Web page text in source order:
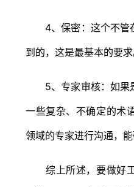
4、保密：这个不管
到的，这是最基本的要求
5、专家审核：如果
一些复杂、不确定的术
领域的专家进行沟通，能
综上所述，要做好工